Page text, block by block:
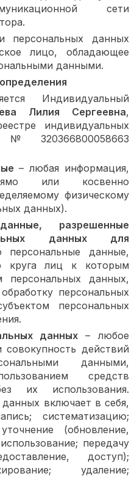
сети
персональных данных
лицо, обладающее
данными.
Индивидуальный
Лилия Сергеевна,
индивидуальных
№ 320366800058663
– любая информация,
или косвенно
физическому
данных).
разрешенные
данных для
данные,
круга лиц к которым
персональных данных,
персональных
персональных
данных – любое
действий
данными,
средств
их использования.
включает в себя,
систематизацию;
(обновление,
передачу
доступ);
удаление;